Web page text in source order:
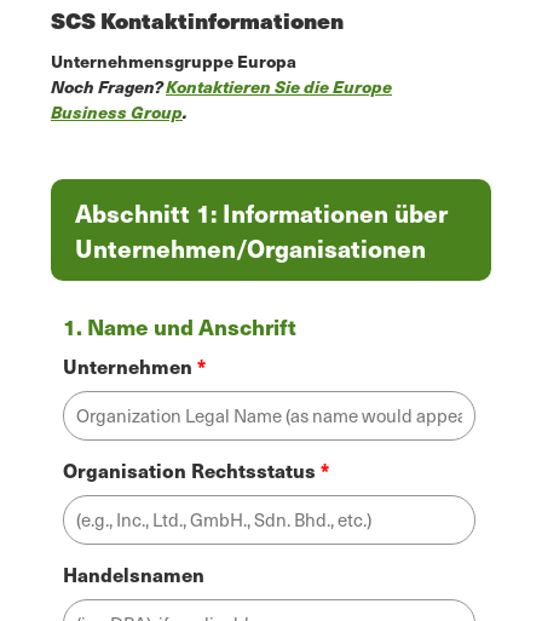
SCS Kontaktinformationen
Unternehmensgruppe Europa
Noch Fragen?Kontaktieren Sie die Europe
Business Group.
Abschnitt 1: Informationen über
Unternehmen/Organisationen
1. Name und Anschrift
Unternehmen
Organisation Rechtsstatus
Handelsnamen